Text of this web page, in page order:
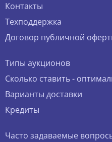
Контакты
Техподдержка
Договор публичной
Типы аукционов
Сколько ставить -
Варианты доставки
Кредиты
Часто задаваемые